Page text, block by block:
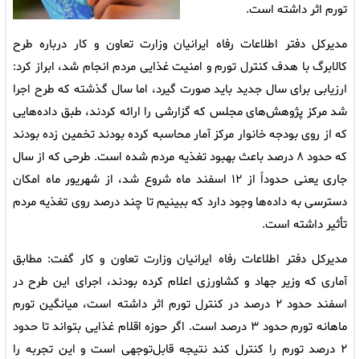
تورم اثر داشته است.
مدیرکل دفتر اطلاعات رفاه ایرانیان وزارت تعاون و کار درباره طرح
کالابرگ با هدف کنترل تورم و امنیت غذایی مردم انجام شد، ابراز کرد:
ارزیابی برای سال جدید باید صورت گیرد، اما سال گذشته که طرح اجرا
شد مرکز پژوهش‌های مجلس که گزارشی را ارائه کردند، طبق داده‌هایی
که از روی بودجه خانوار مرکز آمار محاسبه کرده بودند تخمین زده بودند
که حدود ۸ درصد باعث بهبود تغذیه مردم شده است. طرحی که از سال
جاری یعنی حدوداً از ۱۲ اسفند ماه شروع شد، از شهریور ماه امکان
دسترسی به داده‌ها وجود دارد که ببینیم تا چند درصد روی تغذیه مردم
تأثیر داشته است.
مدیرکل دفتر اطلاعات رفاه ایرانیان وزارت تعاون و کار گفت: مطابق
آماری که وزیر جهاد و کشاورزی اعلام کرده بودند، اجرای این طرح در
اسفند حدود ۲ درصد در کنترل تورم اثر داشته است، میانگین تورم
ماهانه تورم حدود ۳ درصد است. اگر حوزه اقلام غذایی بتواند تا حدود
۲ درصد تورم را کنترل کند نتیجه قابل‌توجهی است و این تجربه را